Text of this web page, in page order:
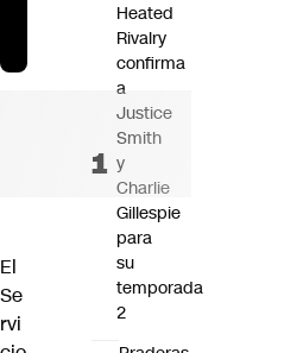
El
Se
rvi
Heated
Rivalry
confirma
a
Justice
Smith
y
Charlie
Gillespie
para
su
temporada
2